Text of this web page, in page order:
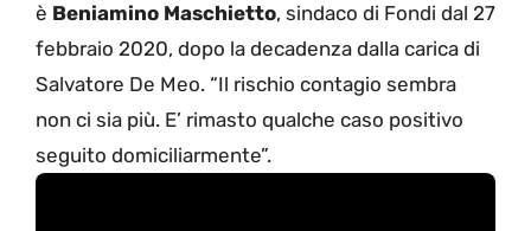
è Beniamino Maschietto, sindaco di Fondi dal 27
febbraio 2020, dopo la decadenza dalla carica di
Salvatore De Meo. “Il rischio contagio sembra
non ci sia più. E’ rimasto qualche caso positivo
seguito domiciliarmente”.